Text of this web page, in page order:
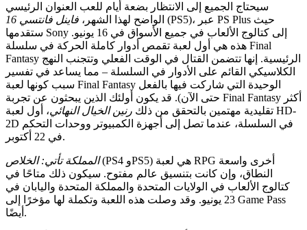
سيحتاج الجميع إلى الانتظار بضعة أيام للعب العنوان الرئيسي
الواضح لهذا الشهر،
فاينل فانتسي 16
(PS5)، عبر PS Plus حيث
ستقدمها Sony إلى كتالوج الألعاب في جميع الأسواق في 16 يونيو.
هذه هي أول لعبة تقمص أدوار كاملة الحركة في سلسلة Final
Fantasy الرئيسية. إنها تتضمن القتال في الوقت الفعلي وتتجنب النهج
القائم على الأدوار في السلسلة – مما يساعد في تفسير
سبب كونها لعبة Final Fantasy الوحيدة التي شاركت فيها بالفعل
حتى الآن). قد يكون أولئك الذين يبحثون عن تجربة Final Fantasy أكثر
مهتمين بالتحقق من ذلكرنين الخيال النهائي ، أول لعبة HD-
2D في السلسلة، عندما تصل إلى أجهزة الكمبيوتر ووحدات التحكم
المملكة تأتي: الخلاص(PS4 وPS5) هي لعبة RPG أخرى واسعة
وإن كانت بتنسيق عالم مفتوح. سيكون ذلك متاحًا في
الألعاب في الولايات المتحدة والمملكة المتحدة واليابان في
23 يونيو. وقد وصلت هذه اللعبة وتكملة لها مؤخرًا إلى Game Pass